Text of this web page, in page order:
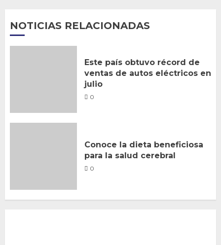
NOTICIAS RELACIONADAS
Este país obtuvo récord de
ventas de autos eléctricos en
julio
0
Conoce la dieta beneficiosa
para la salud cerebral
0